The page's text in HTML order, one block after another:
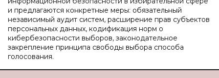
и предлагаются конкретные меры: обязательный
независимый аудит систем, расширение прав субъектов
персональных данных, кодификация норм о
кибербезопасности выборов, законодательное
закрепление принципа свободы выбора способа
голосования.